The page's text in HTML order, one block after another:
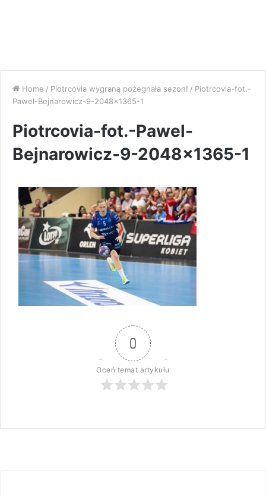
Home / Piotrcovia wygraną pożegnała sezon! / Piotrcovia-fot.-
Pawel-Bejnarowicz-9-2048×1365-1
Piotrcovia-fot.-Pawel-
Bejnarowicz-9-2048×1365-1
0
Oceń temat artykułu